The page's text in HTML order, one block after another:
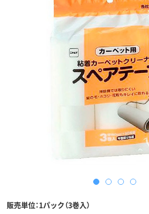
販売単位：1パック（3巻入）